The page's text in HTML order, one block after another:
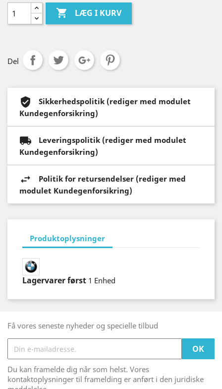
 LÆG I KURV
Del
Sikkerhedspolitik (rediger med modulet
Kundegenforsikring)
Leveringspolitik (rediger med modulet
Kundegenforsikring)
Politik for retursendelser (rediger med
modulet Kundegenforsikring)
Produktoplysninger
Lagervarer først 1 Enhed
Få vores seneste nyheder og specielle tilbud
Du kan framelde dig når som helst. Vores
kontaktoplysninger til framelding er anført i den juridiske